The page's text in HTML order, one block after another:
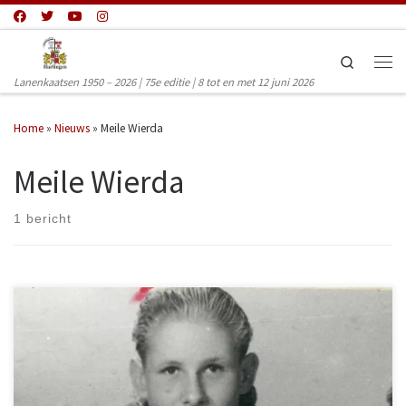
Ga naar inhoud
Lanenkaatsen 1950 – 2026 | 75e editie | 8 tot en met 12 juni 2026
Search
Home » Nieuws » Meile Wierda
Meile Wierda
1 bericht
Vorige maand overleed oud lanenkaatsenkoning Meile Wierda. Meile
was een deelnemer van het eerste uur en werd in 1950 geloot in partuur
11 met J. Knol en P. Veltman Sr. Hij nam toen deel aan groep 1 (12-17
jaar) Een jaar later wederom in groep 1 behaalde hij direct succes met
zijn maten Jopie de Vries en J. Bergsma, want ze pakten de eerste prijs